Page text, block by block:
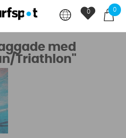
0
0
med
Triathlon"